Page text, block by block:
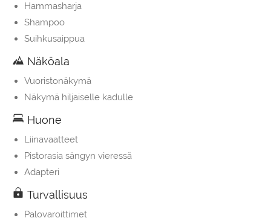
Hammasharja
Shampoo
Suihkusaippua
Näköala
Vuoristonäkymä
Näkymä hiljaiselle kadulle
Huone
Liinavaatteet
Pistorasia sängyn vieressä
Adapteri
Turvallisuus
Palovaroittimet